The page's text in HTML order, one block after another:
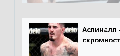
Аспиналл